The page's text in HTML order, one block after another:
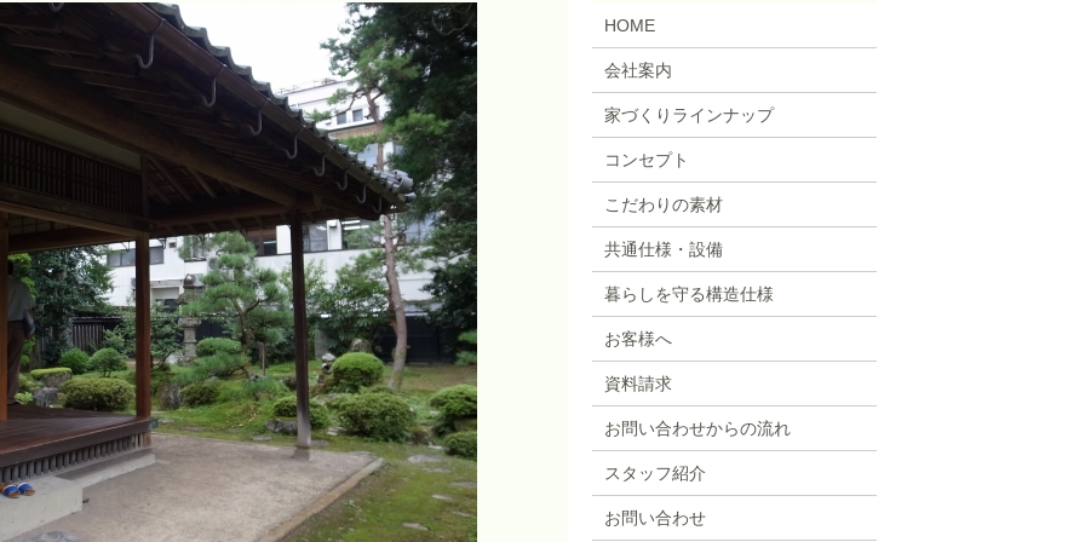
HOME
会社案内
家づくりラインナップ
コンセプト
こだわりの素材
共通仕様・設備
暮らしを守る構造仕様
お客様へ
資料請求
お問い合わせからの流れ
スタッフ紹介
お問い合わせ